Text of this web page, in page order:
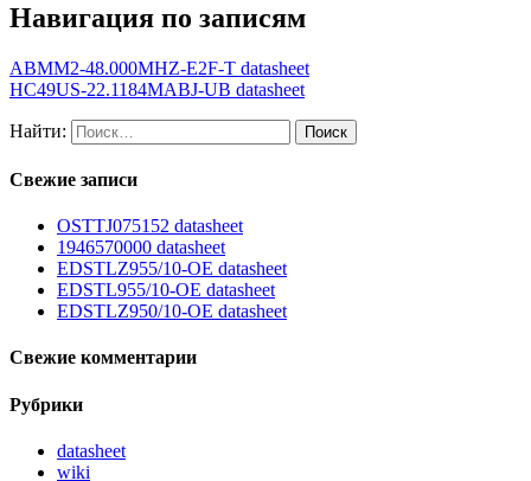
Навигация по записям
ABMM2-48.000MHZ-E2F-T datasheet
HC49US-22.1184MABJ-UB datasheet
Найти:
Свежие записи
OSTTJ075152 datasheet
1946570000 datasheet
EDSTLZ955/10-OE datasheet
EDSTL955/10-OE datasheet
EDSTLZ950/10-OE datasheet
Свежие комментарии
Рубрики
datasheet
wiki